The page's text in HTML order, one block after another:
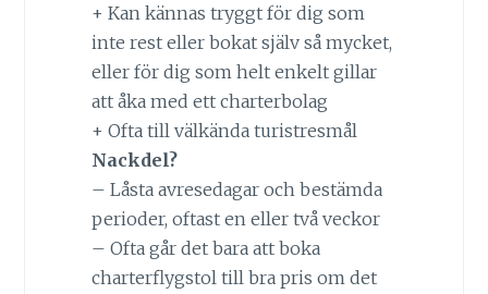
+ Kan kännas tryggt för dig som
inte rest eller bokat själv så mycket,
eller för dig som helt enkelt gillar
att åka med ett charterbolag
+ Ofta till välkända turistresmål
Nackdel?
– Låsta avresedagar och bestämda
perioder, oftast en eller två veckor
– Ofta går det bara att boka
charterflygstol till bra pris om det